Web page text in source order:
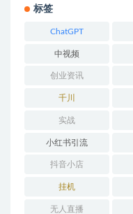
标签
ChatGPT
中视频
创业资讯
千川
实战
小红书引流
抖音小店
挂机
无人直播